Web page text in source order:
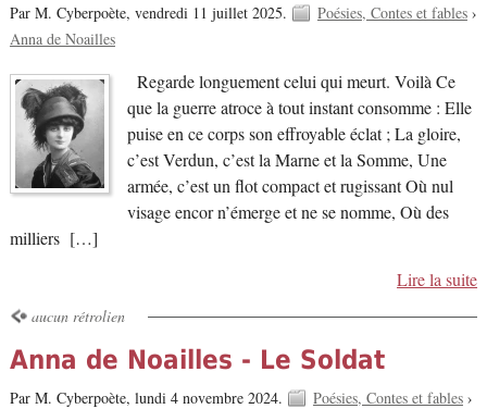
Par M. Cyberpoète, vendredi 11 juillet 2025. Poésies, Contes et fables›
Anna de Noailles
Regarde longuement celui qui meurt. Voilà Ce
que la guerre atroce à tout instant consomme : Elle
puise en ce corps son effroyable éclat ; La gloire,
c’est Verdun, c’est la Marne et la Somme, Une
armée, c’est un flot compact et rugissant Où nul
visage encor n’émerge et ne se nomme, Où des
milliers […]
Lire la suite
aucun rétrolien
Anna de Noailles - Le Soldat
Par M. Cyberpoète, lundi 4 novembre 2024. Poésies, Contes et fables›